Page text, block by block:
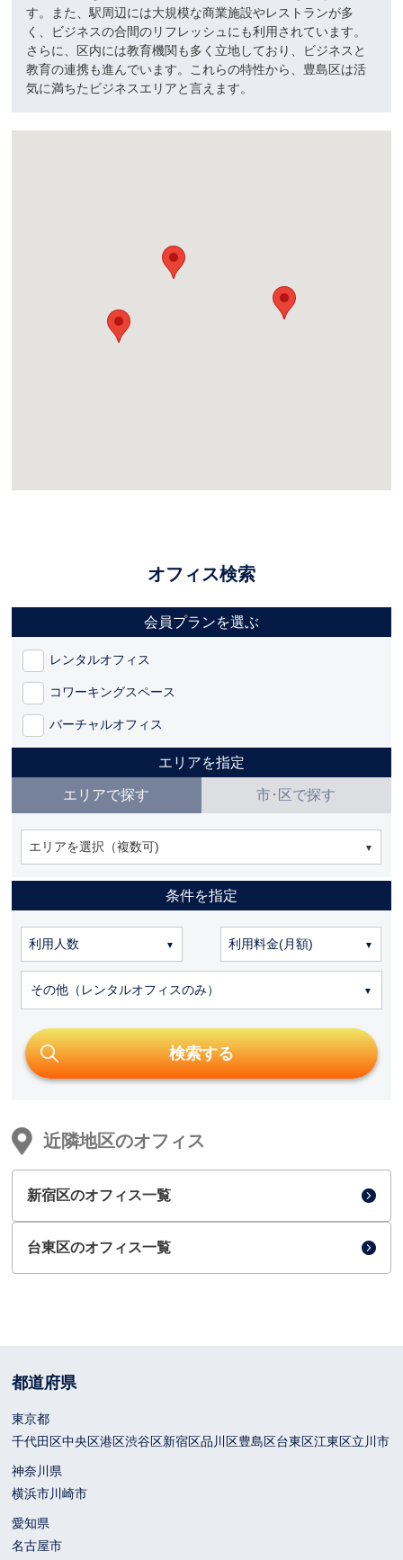
す。また、駅周辺には大規模な商業施設やレストランが多
く、ビジネスの合間のリフレッシュにも利用されています。
さらに、区内には教育機関も多く立地しており、ビジネスと
教育の連携も進んでいます。これらの特性から、豊島区は活
気に満ちたビジネスエリアと言えます。
オフィス検索
会員プランを選ぶ
レンタルオフィス
コワーキングスペース
バーチャルオフィス
エリアを指定
エリアで探す 市･区で探す
エリアを選択（複数可)
条件を指定
その他（レンタルオフィスのみ）
近隣地区のオフィス
新宿区のオフィス一覧
台東区のオフィス一覧
都道府県
東京都
千代田区中央区港区渋谷区新宿区品川区豊島区台東区江東区立川市
神奈川県
横浜市川崎市
愛知県
名古屋市